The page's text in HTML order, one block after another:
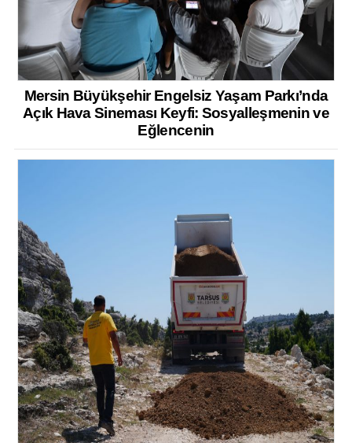
Mersin Büyükşehir Engelsiz Yaşam Parkı’nda
Açık Hava Sineması Keyfi: Sosyalleşmenin ve
Eğlencenin